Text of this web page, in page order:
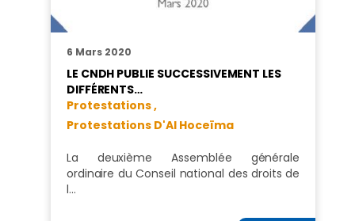
6 Mars 2020
LE CNDH PUBLIE SUCCESSIVEMENT LES
DIFFÉRENTS…
Protestations ,
Protestations D'Al Hoceïma
La deuxième Assemblée générale
ordinaire du Conseil national des droits de
l…